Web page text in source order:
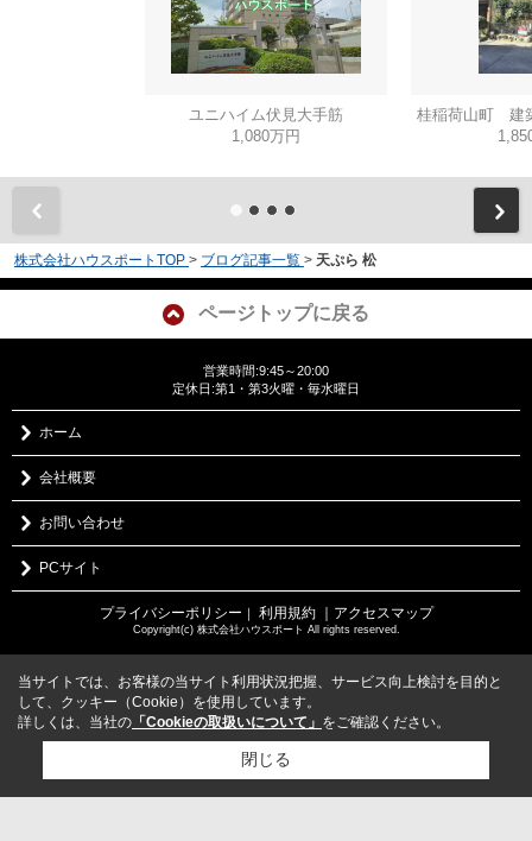
ユニハイム伏見大手筋
1,080万円
桂稲荷山町 建
株式会社ハウスポートTOP > ブログ記事一覧 > 天ぷら 松
ページトップに戻る
営業時間:9:45～20:00
定休日:第1・第3火曜・毎水曜日
ホーム
会社概要
お問い合わせ
PCサイト
プライバシーポリシー 利用規約 ｜アクセスマップ
Copyright(c) 株式会社ハウスポート All rights reserved.
当サイトでは、お客様の当サイト利用状況把握、サービス向上検討を目的と
して、クッキー（Cookie）を使用しています。
詳しくは、当社の 「Cookieの取扱いについて」 をご確認ください。
閉じる